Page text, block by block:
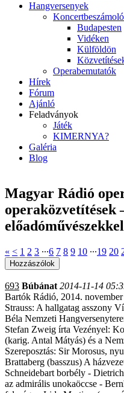
Hangversenyek
Budapesten
Vidéken
Külföldön
Operabemutatók
Hírek
Fórum
Ajánló
Feladványok
Játék
KIMERNYA?
Galéria
Blog
Magyar Rádió
operaközvetítések
előadóművészekkel
« < 1 2 3 ∙∙∙6 7 8 9 10 ∙∙∙19 20
693 Búbánat 2014-11-14
Bartók Rádió, 2014.
Strauss: A hallgatag asszony
Béla Nemzeti
Stefan Zweig írta Vezényel:
(karig. Antal Mátyás) és a
Szereposztás: Sir Morosus,
Brattaberg (basszus) A
Schneidebart borbély -
az admirális unokaöccse -